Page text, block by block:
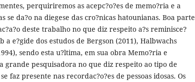
perquiriremos as acepc?o?es de memo?ria e a
se da?o na diegese das cro?nicas hatounianas. Boa parte
deste trabalho no que diz respeito a?s reminisce?
a e?gide dos estudos de Bergson (2011), Halbwachs
sendo esta u?ltima, em sua obra Memo?ria e
grande pesquisadora no que diz respeito ao tipo de
faz presente nas recordac?o?es de pessoas idosas. Os